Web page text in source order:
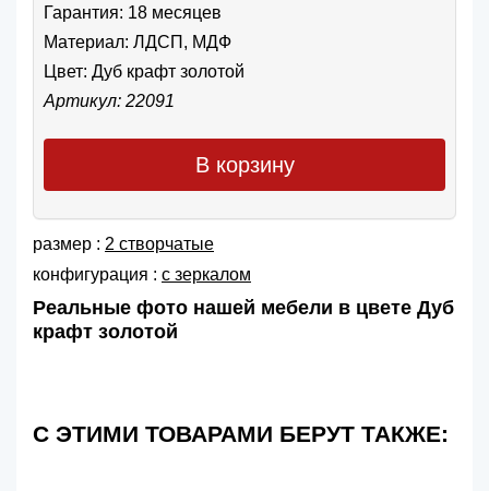
Гарантия: 18 месяцев
Материал: ЛДСП, МДФ
Цвет: Дуб крафт золотой
Артикул: 22091
В корзину
размер : 2 створчатые
конфигурация : с зеркалом
Реальные фото нашей мебели в цвете Дуб
крафт золотой
С ЭТИМИ ТОВАРАМИ БЕРУТ ТАКЖЕ: